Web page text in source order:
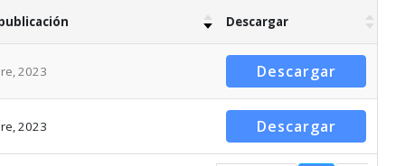
Descargar
2023 Descargar
2023 Descargar